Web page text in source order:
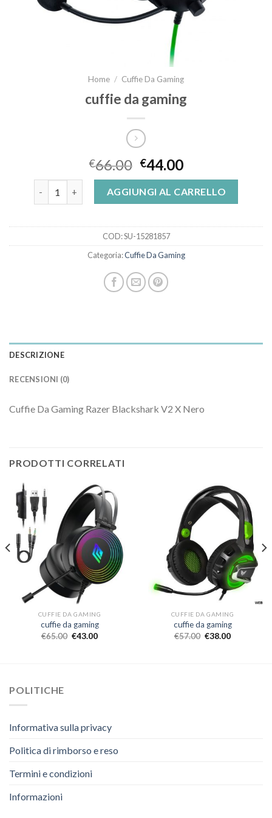
Home / Cuffie Da Gaming
cuffie da gaming
€66.00 €44.00
cuffie da gaming quantitàAGGIUNGI AL CARRELLO
COD:SU-15281857
Categoria:Cuffie Da Gaming
DESCRIZIONE
RECENSIONI (0)
Cuffie Da Gaming Razer Blackshark V2 X Nero
PRODOTTI CORRELATI
CUFFIE DA GAMING
cuffie da gaming
€65.00 €43.00
CUFFIE DA GAMING
cuffie da gaming
€57.00 €38.00
POLITICHE
Informativa sulla privacy
Politica di rimborso e reso
Termini e condizioni
Informazioni